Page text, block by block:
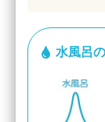
水風呂